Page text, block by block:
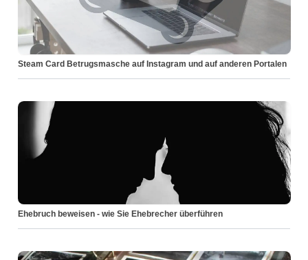
Steam Card Betrugsmasche auf Instagram und auf anderen Portalen
Ehebruch beweisen - wie Sie Ehebrecher überführen